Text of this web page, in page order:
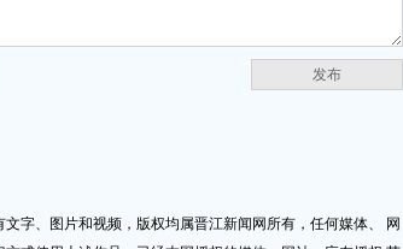
发布
字、图片和视频，版权均属晋江新闻网所有，任何媒体、 网